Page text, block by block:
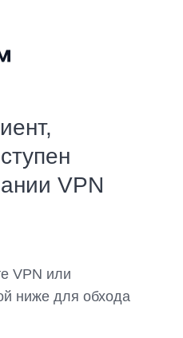
VPN
VPN или
ниже для обхода